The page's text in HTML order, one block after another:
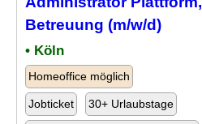
Betreuung (m/w/d)
• Köln
Homeoffice möglich
Jobticket 30+ Urlaubstage